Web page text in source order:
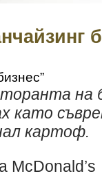
като
картоф.
McDonald’s